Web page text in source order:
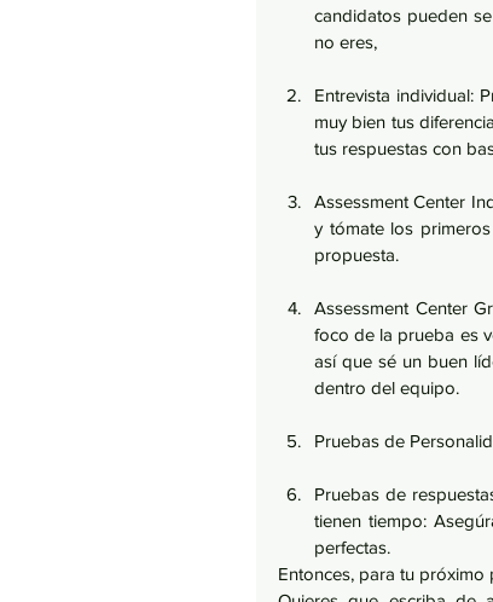
candidatos pueden
no eres,
Entrevista individual:
muy bien tus
tus respuestas con
Assessment Center
y tómate los
propuesta.
Assessment Center
foco de la prueba es
así que sé un buen
dentro del equipo.
Pruebas de
Pruebas de
tienen tiempo:
perfectas.
Entonces, para tu